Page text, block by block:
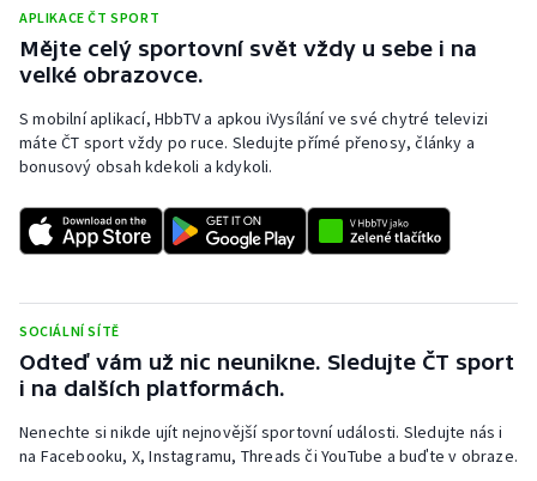
APLIKACE ČT SPORT
Mějte celý sportovní svět vždy u sebe i na
velké obrazovce.
S mobilní aplikací, HbbTV a apkou iVysílání ve své chytré televizi
máte ČT sport vždy po ruce. Sledujte přímé přenosy, články a
bonusový obsah kdekoli a kdykoli.
SOCIÁLNÍ SÍTĚ
Odteď vám už nic neunikne. Sledujte ČT sport
i na dalších platformách.
Nenechte si nikde ujít nejnovější sportovní události. Sledujte nás i
na Facebooku, X, Instagramu, Threads či YouTube a buďte v obraze.